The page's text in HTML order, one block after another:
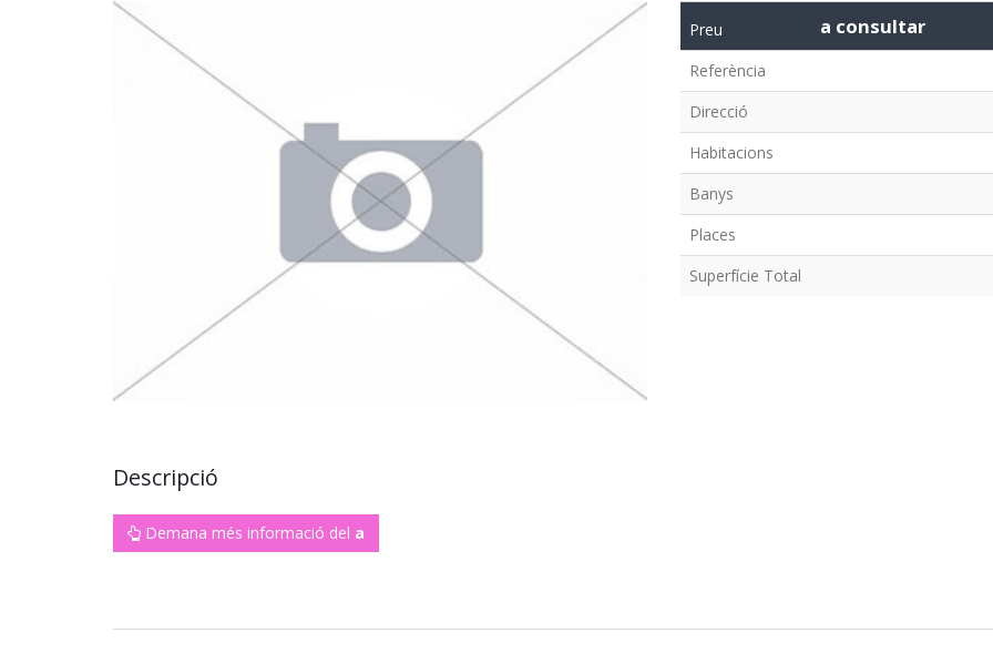
Preu a consultar
Referència
Direcció
Habitacions
Banys
Places
Superfície Total
Descripció
Demana més informació del a